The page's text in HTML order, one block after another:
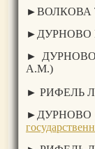
►ВОЛКОВА
►ДУРНОВО
►
А.М.)
► РИФЕЛЬ
►ДУРНОВО